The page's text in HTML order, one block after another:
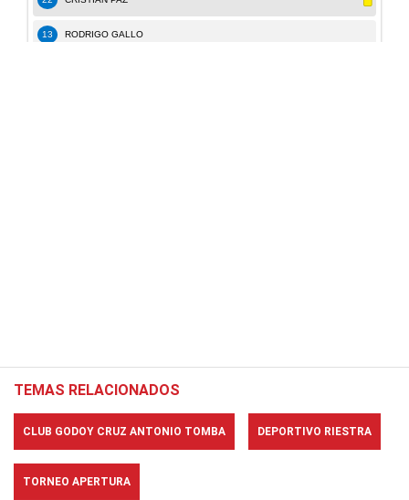
TEMAS RELACIONADOS
CLUB GODOY CRUZ ANTONIO TOMBA DEPORTIVO RIESTRA
TORNEO APERTURA